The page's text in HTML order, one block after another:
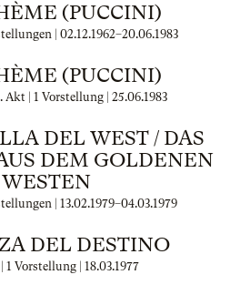
(PUCCINI)
| 02.12.1962–20.06.1983
(PUCCINI)
Akt | 1 Vorstellung | 25.06.1983
DEL WEST / DAS
DEM GOLDENEN
WESTEN
| 13.02.1979–04.03.1979
DEL DESTINO
1 Vorstellung | 18.03.1977